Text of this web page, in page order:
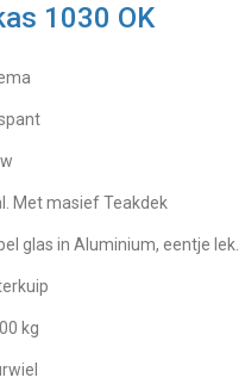
1030 OK
Met masief Teakdek
glas in Aluminium, eentje lek.
kg